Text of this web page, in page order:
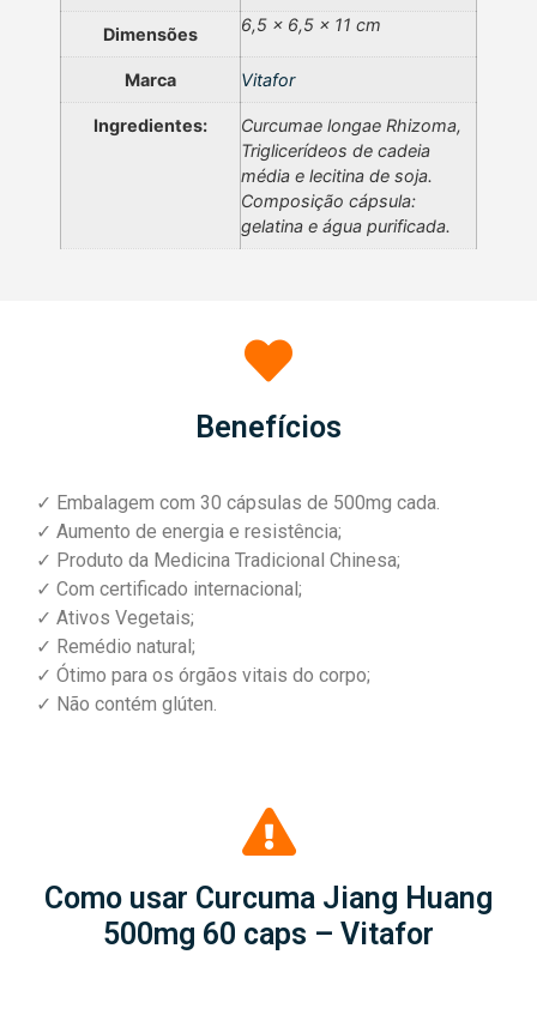
Dimensões 6,5 × 6,5 × 11 cm
Marca Vitafor
Ingredientes:
Curcumae longae Rhizoma,
Triglicerídeos de cadeia
média e lecitina de soja.
Composição cápsula:
gelatina e água purificada.
Benefícios
✓ Embalagem com 30 cápsulas de 500mg cada.
✓ Aumento de energia e resistência;
✓ Produto da Medicina Tradicional Chinesa;
✓ Com certificado internacional;
✓ Ativos Vegetais;
✓ Remédio natural;
✓ Ótimo para os órgãos vitais do corpo;
✓ Não contém glúten.
Como usar Curcuma Jiang Huang
500mg 60 caps – Vitafor